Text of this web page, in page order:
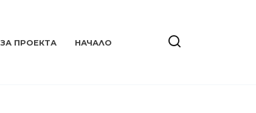
ЗА ПРОЕКТА НАЧАЛО